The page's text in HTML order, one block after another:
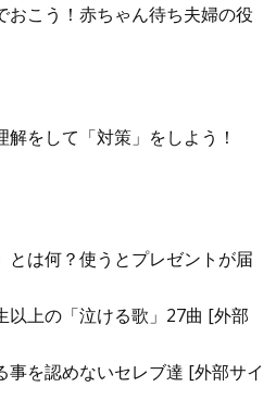
おこう！赤ちゃん待ち夫婦の役
をして「対策」をしよう！
とは何？使うとプレゼントが届
上の「泣ける歌」27曲 [外部
事を認めないセレブ達 [外部サイ